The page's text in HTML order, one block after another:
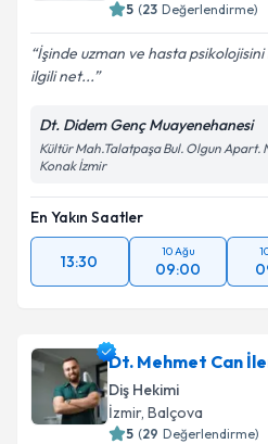
5 (23 Değerlendirme)
İşinde uzman ve hasta
ilgili net...
Dt. Didem Genç Muayenehanesi
Kültür Mah.Talatpaşa Bul. Olgun Apart.
Konak İzmir
En Yakın Saatler
13:30
10 Ağu
09:00
Dt. Mehmet Can
Diş Hekimi
İzmir, Balçova
5 (29 Değerlendirme)